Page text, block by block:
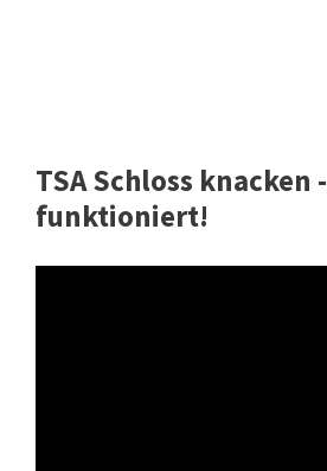
TSA Schloss knacken -
funktioniert!